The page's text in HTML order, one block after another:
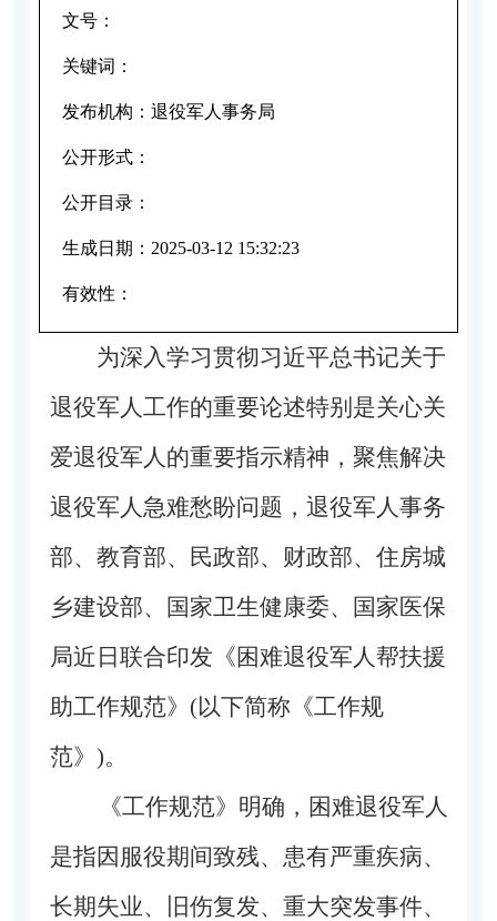
文号：
关键词：
发布机构： 退役军人事务局
公开形式：
公开目录：
生成日期： 2025-03-12 15:32:23
有效性：
为深入学习贯彻习近平总书记关于
退役军人工作的重要论述特别是关心关
爱退役军人的重要指示精神，聚焦解决
退役军人急难愁盼问题，退役军人事务
部、教育部、民政部、财政部、住房城
乡建设部、国家卫生健康委、国家医保
局近日联合印发《困难退役军人帮扶援
助工作规范》(以下简称《工作规
范》)。
《工作规范》明确，困难退役军人
是指因服役期间致残、患有严重疾病、
长期失业、旧伤复发、重大突发事件、